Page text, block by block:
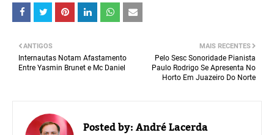
MAIS RECENTES
Pelo Sesc Sonoridade Pianista
Paulo Rodrigo Se Apresenta No
Horto Em Juazeiro Do Norte
ANTIGOS
Internautas Notam Afastamento
Entre Yasmin Brunet e Mc Daniel
Posted by:André Lacerda